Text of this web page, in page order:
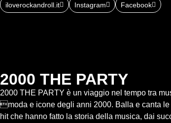
iloverockandroll.it Instagram Facebook
2000 THE PARTY
2000 THE PARTY è un viaggio nel tempo tra
moda e icone degli anni 2000. Balla e canta le
hit che hanno fatto la storia della musica, dai